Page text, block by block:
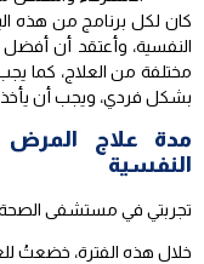
كان لكل برنامج من هذه
النفسية، وأعتقد أن أفضل
مختلفة من العلاج، كما
بشكل فردي، ويجب أن يأخذ
مدة علاج
النفسية
تجربتي في مستشفى الصحة
خلال هذه الفترة، خضعتُ